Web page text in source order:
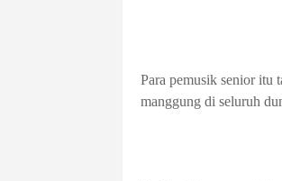
Para pemusik senior itu
manggung di seluruh